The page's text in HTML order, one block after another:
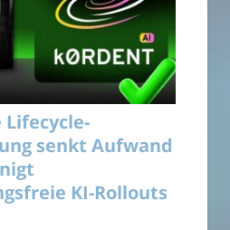
Lifecycle-
senkt Aufwand
KI-Rollouts